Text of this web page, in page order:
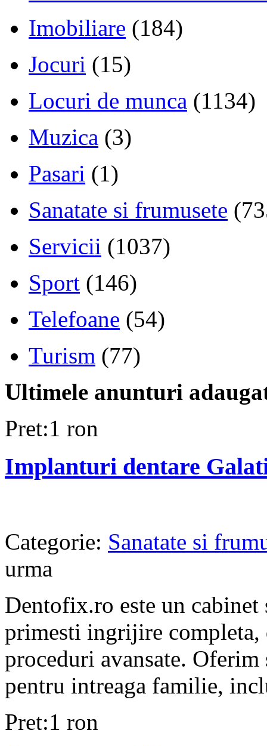
Imobiliare (184)
Jocuri (15)
Locuri de munca (1134)
Muzica (3)
Pasari (1)
Sanatate si frumusete
Servicii (1037)
Sport (146)
Telefoane (54)
Turism (77)
Ultimele anunturi
Pret:1 ron
Implanturi dentare
Categorie: Sanatate si
urma
Dentofix.ro este un
primesti ingrijire completa,
proceduri avansate.
pentru intreaga familie,
Pret:1 ron